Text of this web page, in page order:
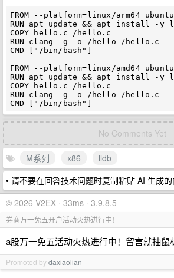
FROM --platform=linux/arm64
RUN apt update && apt install -y
COPY hello.c /hello.c
RUN clang -g -o /hello /hello.c
CMD ["/bin/bash"]
FROM --platform=linux/amd64
RUN apt update && apt install -y
COPY hello.c /hello.c
RUN clang -g -o /hello /hello.c
No Comments Yet
M系列 x86
lldb
• 请不要在回答技术问题时复制粘贴 AI 生成
© 2026 V2EX · 33ms · 3.9.8.5
券商万一免五开户活动火热进行中！
a股万一免五活动火热进行中！留言就抽鼠
Promoted bydaxiaolian